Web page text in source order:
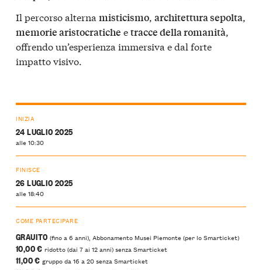
Il percorso alterna misticismo, architettura sepolta,
memorie aristocratiche etracce della romanità,
offrendo un’esperienza immersiva e dal forte
impatto visivo.
INIZIA
24 LUGLIO 2025
alle 10:30
FINISCE
26 LUGLIO 2025
alle 18:40
COME PARTECIPARE
GRAUITO (fino a 6 anni), Abbonamento Musei Piemonte (per lo Smarticket)
10,00 € ridotto (dai 7 ai 12 anni) senza Smarticket
11,00 € gruppo da 16 a 20 senza Smarticket